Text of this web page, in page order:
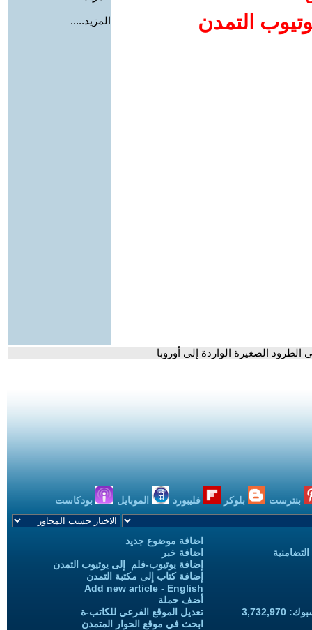
التمدن
المزيد.....
الصغيرة الواردة إلى أوروبا
بنترست بلوكر فليبورد الموبايل بودكاست
اضافة موضوع جديد
اضافة خبر
إضافة يوتيوب-فلم إلى يوتيوب التمدن
إضافة كتاب إلى مكتبة التمدن
Add new article - English
أضف حملة
تعديل الموقع الفرعي للكاتب-ة
ابحث في موقع الحوار المتمدن